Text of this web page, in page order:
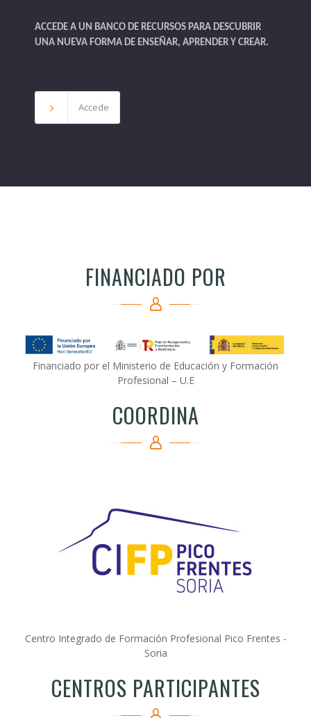
ACCEDE A UN BANCO DE RECURSOS PARA DESCUBRIR
UNA NUEVA FORMA DE ENSEÑAR, APRENDER Y CREAR.
Accede
FINANCIADO POR
Financiado por el Ministerio de Educación y Formación
Profesional – U.E
COORDINA
Centro Integrado de Formación Profesional Pico Frentes -
Soria
CENTROS PARTICIPANTES